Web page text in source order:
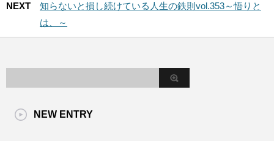
NEXT
知らないと損し続けている人生の鉄則vol.353～悟りと
は、～
NEW ENTRY